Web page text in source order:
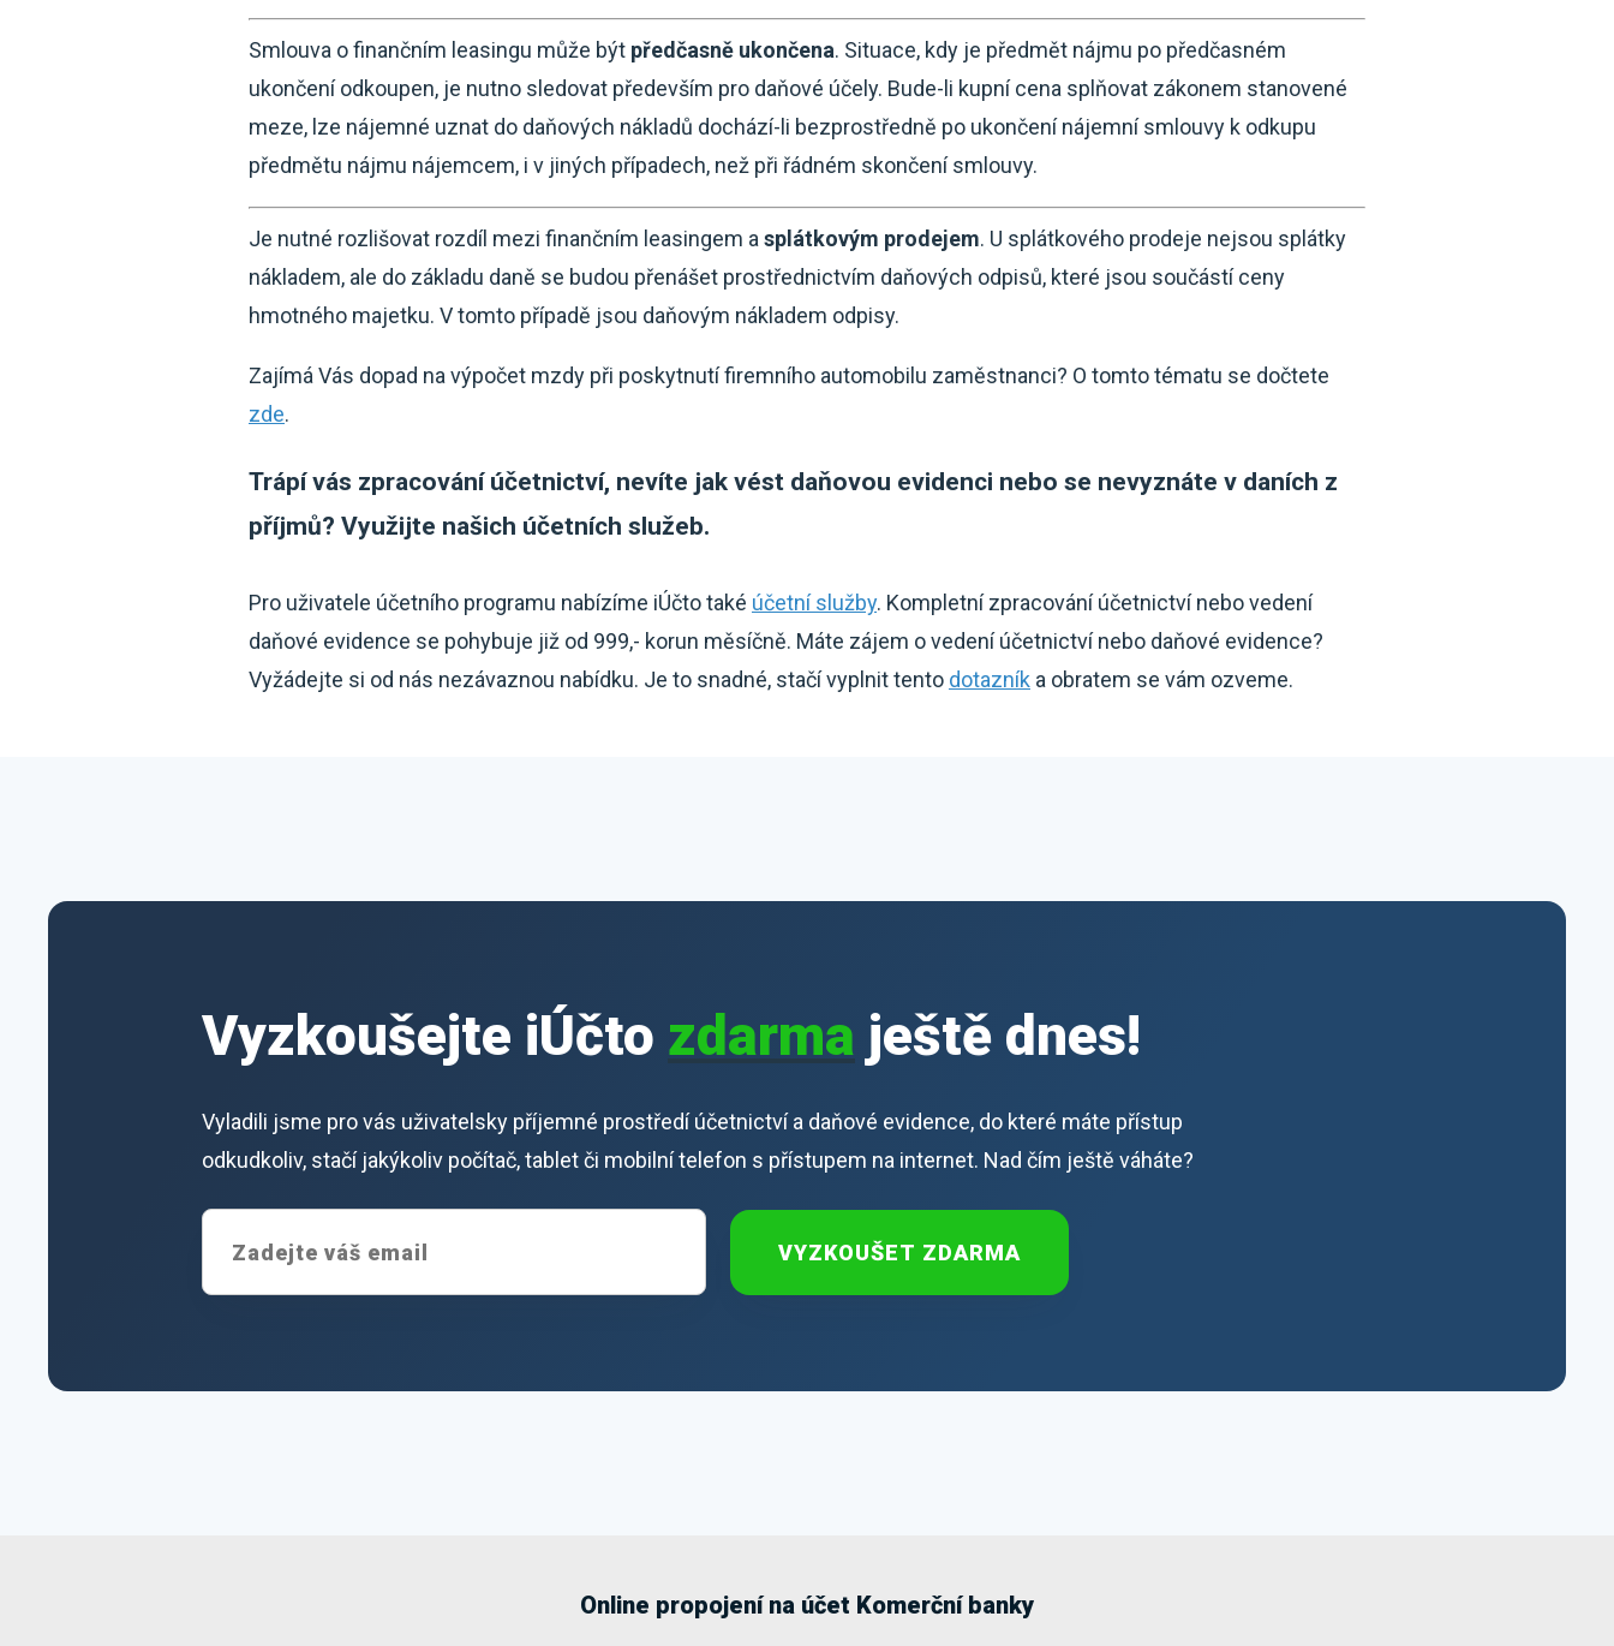
Smlouva o finančním leasingu může být předčasně ukončena. Situace, kdy je předmět nájmu po předčasném
ukončení odkoupen, je nutno sledovat především pro daňové účely. Bude-li kupní cena splňovat zákonem stanovené
meze, lze nájemné uznat do daňových nákladů dochází-li bezprostředně po ukončení nájemní smlouvy k odkupu
předmětu nájmu nájemcem, i v jiných případech, než při řádném skončení smlouvy.
Je nutné rozlišovat rozdíl mezi finančním leasingem a splátkovým prodejem. U splátkového prodeje nejsou splátky
nákladem, ale do základu daně se budou přenášet prostřednictvím daňových odpisů, které jsou součástí ceny
hmotného majetku. V tomto případě jsou daňovým nákladem odpisy.
Zajímá Vás dopad na výpočet mzdy při poskytnutí firemního automobilu zaměstnanci? O tomto tématu se dočtete
zde.
Trápí vás zpracování účetnictví, nevíte jak vést daňovou evidenci nebo se nevyznáte v daních z
příjmů? Využijte našich účetních služeb.
Pro uživatele účetního programu nabízíme iÚčto také účetní služby. Kompletní zpracování účetnictví nebo vedení
daňové evidence se pohybuje již od 999,- korun měsíčně. Máte zájem o vedení účetnictví nebo daňové evidence?
Vyžádejte si od nás nezávaznou nabídku. Je to snadné, stačí vyplnit tento dotazník a obratem se vám ozveme.
Vyzkoušejte iÚčto zdarma ještě dnes!
Vyladili jsme pro vás uživatelsky příjemné prostředí účetnictví a daňové evidence, do které máte přístup
odkudkoliv, stačí jakýkoliv počítač, tablet či mobilní telefon s přístupem na internet. Nad čím ještě váháte?
VYZKOUŠET ZDARMA
Online propojení na účet Komerční banky